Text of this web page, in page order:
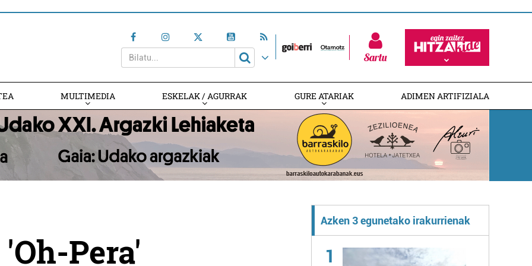
Sartu
MULTIMEDIA ESKELAK / AGURRAK GURE ATARIAK ADIMEN ARTIFIZIALA
Pera'
Azken 3 egunetako irakurrienak
1